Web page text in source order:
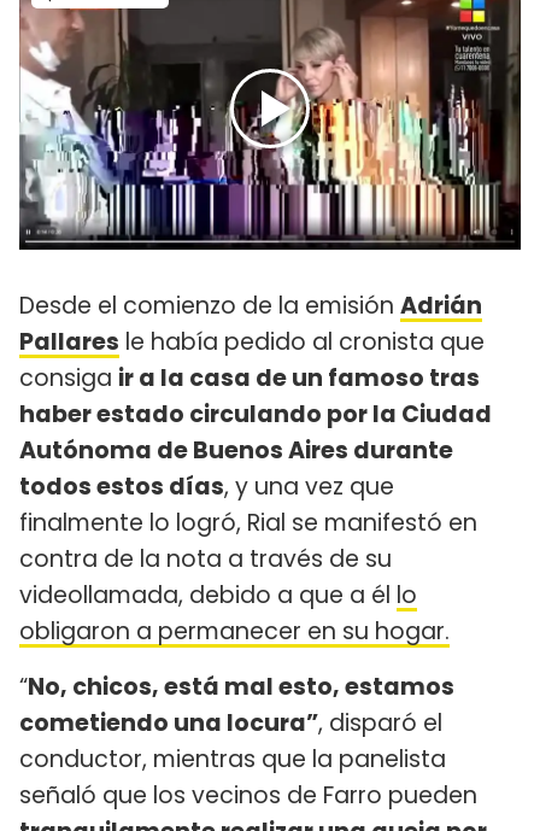
Desde el comienzo de la emisión Adrián
Pallares le había pedido al cronista que
consiga ir a la casa de un famoso tras
haber estado circulando por la Ciudad
Autónoma de Buenos Aires durante
todos estos días, y una vez que
finalmente lo logró, Rial se manifestó en
contra de la nota a través de su
videollamada, debido a que a él lo
obligaron a permanecer en su hogar.
“No, chicos, está mal esto, estamos
cometiendo una locura”, disparó el
conductor, mientras que la panelista
señaló que los vecinos de Farro pueden